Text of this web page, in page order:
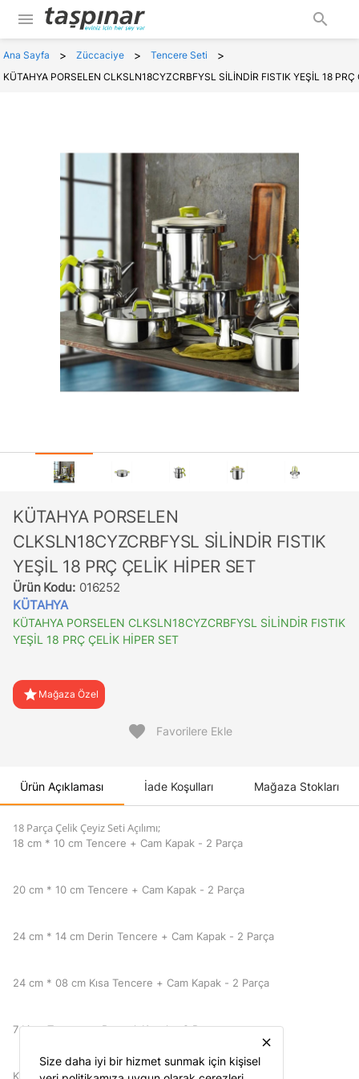
menu search
Ana Sayfa > Züccaciye > Tencere Seti >
KÜTAHYA PORSELEN CLKSLN18CYZCRBFYSL SİLİNDİR FISTIK YEŞİL 18 PRÇ
KÜTAHYA PORSELEN
CLKSLN18CYZCRBFYSL SİLİNDİR FISTIK
YEŞİL 18 PRÇ ÇELİK HİPER SET
Ürün Kodu: 016252
KÜTAHYA
KÜTAHYA PORSELEN CLKSLN18CYZCRBFYSL SİLİNDİR FISTIK
YEŞİL 18 PRÇ ÇELİK HİPER SET
star Mağaza Özel
favorite Favorilere Ekle
Ürün Açıklaması İade Koşulları Mağaza Stokları
18 Parça Çelik Çeyiz Seti Açılımı;
18 cm * 10 cm Tencere + Cam Kapak - 2 Parça
20 cm * 10 cm Tencere + Cam Kapak - 2 Parça
24 cm * 14 cm Derin Tencere + Cam Kapak - 2 Parça
24 cm * 08 cm Kısa Tencere + Cam Kapak - 2 Parça
7 Litre Tencere + Basınçlı Kapak - 2 Parça
Küre Çaydanlık Takımı - 4 Parça
close
Size daha iyi bir hizmet sunmak için kişisel